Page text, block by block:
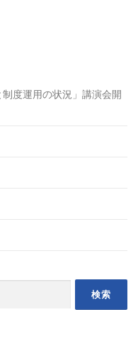
度運用の状況」講演会開